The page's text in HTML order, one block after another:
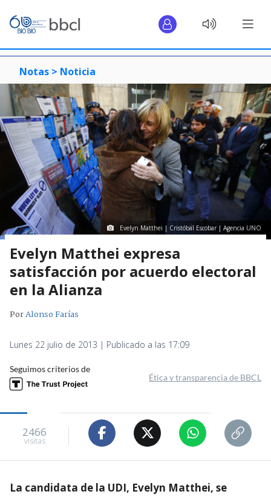
Notas > Noticia
Evelyn Matthei | Cristóbal Escobar | Agencia UNO
Evelyn Matthei expresa
satisfacción por acuerdo electoral
en la Alianza
PorAlonso Farías
Lunes 22 julio de 2013 | Publicado a las 17:09
Seguimos criterios de
Ética y transparencia de BBCL
2466
visitas
La candidata de la UDI, Evelyn Matthei, se